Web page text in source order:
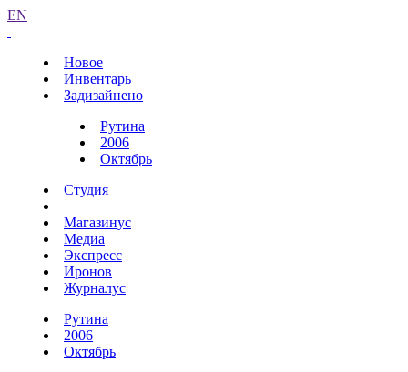
EN
Новое
Инвентарь
Задизайнено
Рутина
2006
Октябрь
Студия
Магазинус
Медиа
Экспресс
Иронов
Журналус
Рутина
2006
Октябрь